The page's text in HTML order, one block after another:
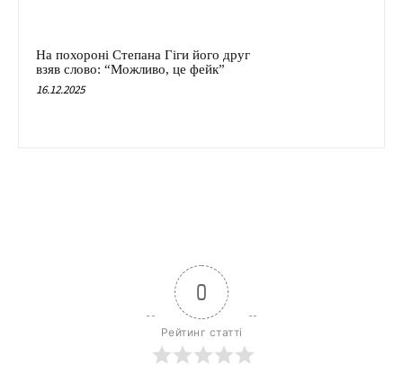
На похороні Степана Гіги його друг
взяв слово: “Можливо, це фейк”
16.12.2025
0
Рейтинг статті